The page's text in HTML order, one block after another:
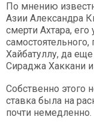
По мнению
Азии Александра
смерти Ахтара, его
Хайбатуллу, да
Сираджа Хаккани
Собственно этого
ставка была на
почти немедленно.